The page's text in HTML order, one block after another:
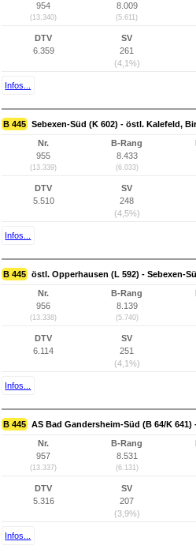
954
(13.340)
8.009
(5.611)
DTV
6.359
SV
261
(4,1%)
Infos...
B 445 Sebexen-Süd (K 602) - östl. Kalefeld,
Nr.
955
(13.339)
B-Rang
8.433
(6.033)
DTV
5.510
SV
248
(4,5%)
Infos...
B 445 östl. Opperhausen (L 592) - Sebexen-
Nr.
956
(13.338)
B-Rang
8.139
(5.740)
DTV
6.114
SV
251
(4,1%)
Infos...
B 445 AS Bad Gandersheim-Süd (B 64/K
Nr.
957
(13.337)
B-Rang
8.531
(6.131)
DTV
5.316
SV
207
(3,9%)
Infos...